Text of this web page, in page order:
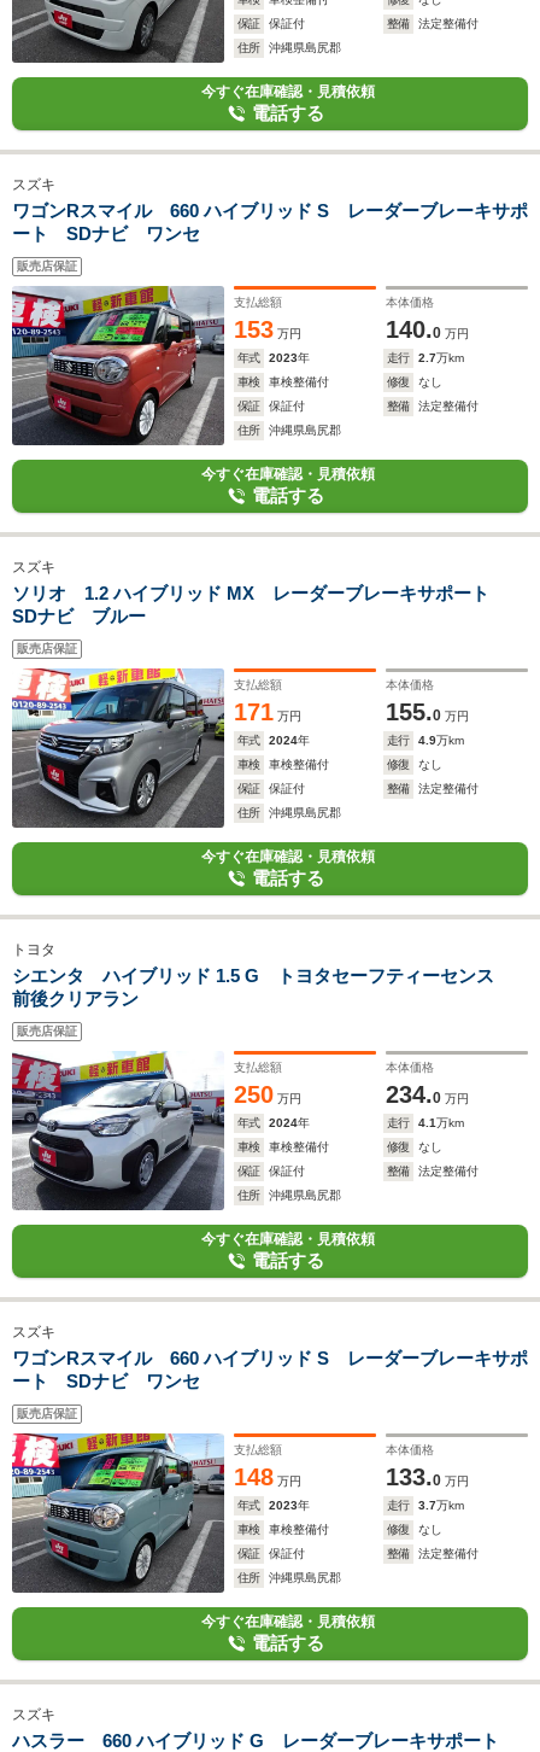
保証
保証付 整備
法定整備付
住所
沖縄県島尻郡
今すぐ在庫確認・見積依頼
電話する
スズキ
ワゴンRスマイル 660 ハイブリッド S レーダーブレーキサポ
ート SDナビ ワンセ
販売店保証
支払総額
153 万円
本体価格
140.0 万円
年式
2023年 走行 2.7万km
車検
車検整備付 修復
なし
保証
保証付 整備
法定整備付
住所
沖縄県島尻郡
今すぐ在庫確認・見積依頼
電話する
スズキ
ソリオ 1.2 ハイブリッド MX レーダーブレーキサポート
SDナビ ブルー
販売店保証
支払総額
171 万円
本体価格
155.0 万円
年式
2024年 走行 4.9万km
車検
車検整備付 修復
なし
保証
保証付 整備
法定整備付
住所
沖縄県島尻郡
今すぐ在庫確認・見積依頼
電話する
トヨタ
シエンタ ハイブリッド 1.5 G トヨタセーフティーセンス
前後クリアラン
販売店保証
支払総額
250 万円
本体価格
234.0 万円
年式
2024年 走行 4.1万km
車検
車検整備付 修復
なし
保証
保証付 整備
法定整備付
住所
沖縄県島尻郡
今すぐ在庫確認・見積依頼
電話する
スズキ
ワゴンRスマイル 660 ハイブリッド S レーダーブレーキサポ
ート SDナビ ワンセ
販売店保証
支払総額
148 万円
本体価格
133.0 万円
年式
2023年 走行 3.7万km
車検
車検整備付 修復
なし
保証
保証付 整備
法定整備付
住所
沖縄県島尻郡
今すぐ在庫確認・見積依頼
電話する
スズキ
ハスラー 660 ハイブリッド G レーダーブレーキサポート